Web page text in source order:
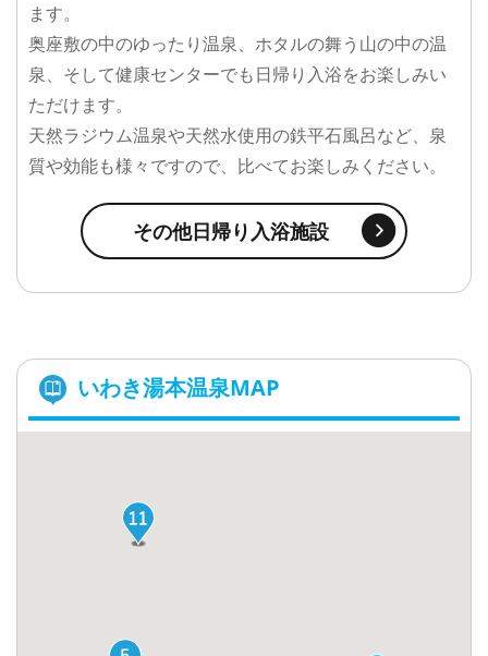
ます。
奥座敷の中のゆったり温泉、ホタルの舞う山の中の温
泉、そして健康センターでも日帰り入浴をお楽しみい
ただけます。
天然ラジウム温泉や天然水使用の鉄平石風呂など、泉
質や効能も様々ですので、比べてお楽しみください。
その他日帰り入浴施設
いわき湯本温泉MAP